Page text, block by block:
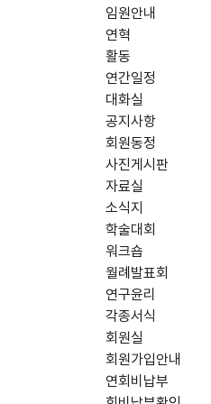
임원안내
연혁
활동
연간일정
대화실
공지사항
회원동정
사진게시판
자료실
소식지
학술대회
워크숍
월례발표회
연구윤리
각종서식
회원실
회원가입안내
연회비납부